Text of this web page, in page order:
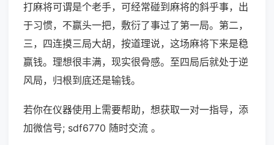
打麻将可谓是个老手，可经常碰到麻将的斜乎事，出
于习惯，不赢头一把，敷衍了事过了第一局。第二，
三，四连摸三局大胡，按道理说，这场麻将下来是稳
赢钱。理想很丰满，现实很骨感。至四局后就处于逆
风局，归根到底还是输钱。
若你在仪器使用上需要帮助，想获取一对一指导，添
加微信号; sdf6770 随时交流 。